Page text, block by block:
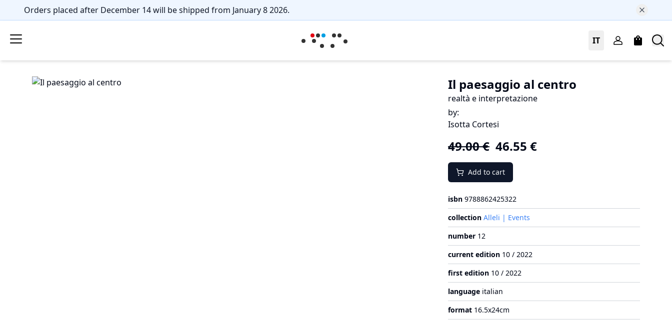
Orders placed after December 14 will be shipped from January 8 2026.
IT
Il paesaggio al centro
realtà e interpretazione
by:
Isotta Cortesi
49.00€ 46.55 €
Add to cart
isbn 9788862425322
collection Alleli | Events
number 12
current edition 10 / 2022
first edition 10 / 2022
language italian
format 16.5x24cm